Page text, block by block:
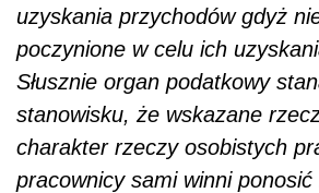
uzyskania przychodów gdyż
poczynione w celu ich
Słusznie organ podatkowy
stanowisku, że wskazane
charakter rzeczy osobistych
pracownicy sami winni ponosić